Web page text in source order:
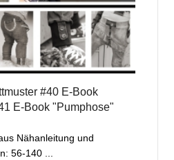
#40 E-Book
E-Book "Pumphose"
Nähanleitung und
56-140 ...